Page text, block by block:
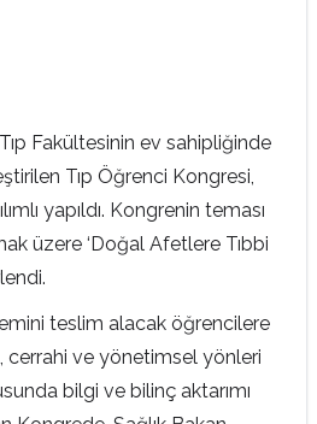
Fakültesinin ev sahipliğinde
Tıp Öğrenci Kongresi,
yapıldı. Kongrenin teması
üzere ‘Doğal Afetlere Tıbbi
teslim alacak öğrencilere
cerrahi ve yönetimsel yönleri
bilgi ve bilinç aktarımı